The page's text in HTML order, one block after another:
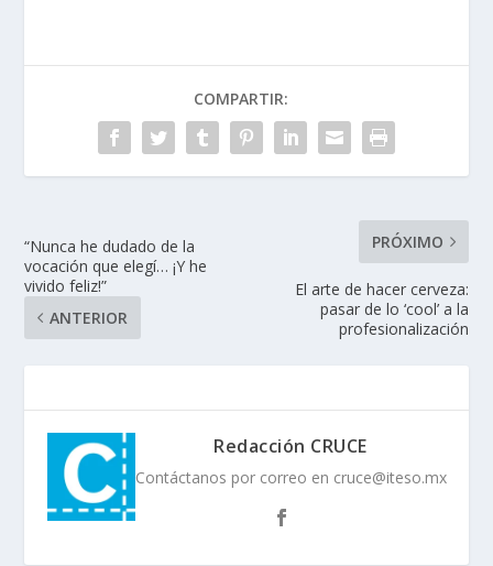
COMPARTIR:
“Nunca he dudado de la
vocación que elegí… ¡Y he
vivido feliz!”
ANTERIOR
PRÓXIMO
El arte de hacer cerveza:
pasar de lo ‘cool’ a la
profesionalización
Redacción CRUCE
Contáctanos por correo en cruce@iteso.mx